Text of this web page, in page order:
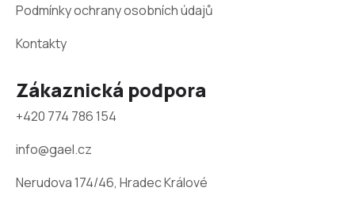
Podmínky ochrany osobních údajů
Kontakty
Zákaznická podpora
+420 774 786 154
info@gael.cz
Nerudova 174/46, Hradec Králové